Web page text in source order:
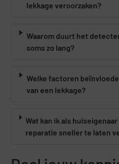
lekkage veroorzaken?
Waarom duurt het
soms zo lang?
Welke factoren
van een lekkage?
Wat kan ik als
reparatie sneller te laten